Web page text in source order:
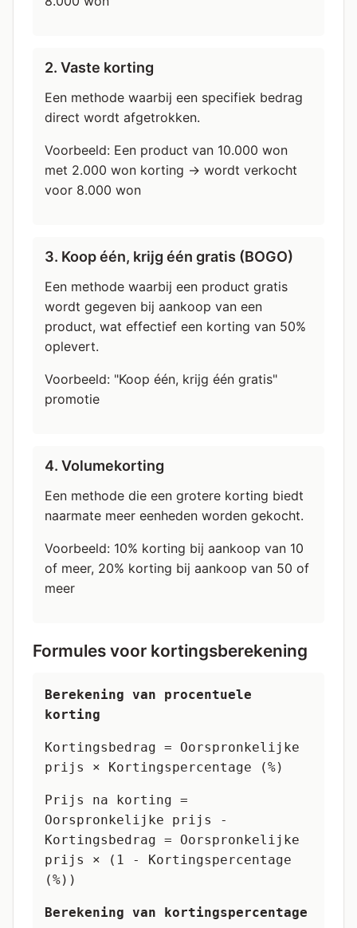
2. Vaste korting
Een methode waarbij een specifiek bedrag
direct wordt afgetrokken.
Voorbeeld: Een product van 10.000 won
met 2.000 won korting → wordt verkocht
voor 8.000 won
3. Koop één, krijg één gratis (BOGO)
Een methode waarbij een product gratis
wordt gegeven bij aankoop van een
product, wat effectief een korting van 50%
oplevert.
Voorbeeld: "Koop één, krijg één gratis"
promotie
4. Volumekorting
Een methode die een grotere korting biedt
naarmate meer eenheden worden gekocht.
Voorbeeld: 10% korting bij aankoop van 10
of meer, 20% korting bij aankoop van 50 of
meer
Formules voor kortingsberekening
Berekening van procentuele
korting
Kortingsbedrag = Oorspronkelijke
prijs × Kortingspercentage (%)
Prijs na korting =
Oorspronkelijke prijs -
Kortingsbedrag = Oorspronkelijke
prijs × (1 - Kortingspercentage
(%))
Berekening van kortingspercentage